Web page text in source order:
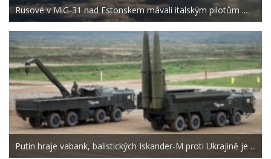
Rusové v MiG-31 nad Estonskem mávali italským pilotům ...
Putin hraje vabank, balistických Iskander-M proti Ukrajině je ...